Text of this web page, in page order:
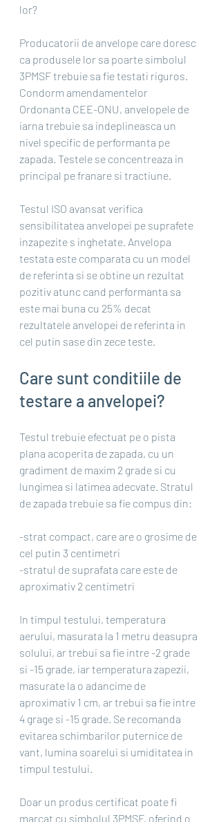
lor?
Producatorii de anvelope care doresc
ca produsele lor sa poarte simbolul
3PMSF trebuie sa fie testati riguros.
Condorm amendamentelor
Ordonanta CEE-ONU, anvelopele de
iarna trebuie sa indeplineasca un
nivel specific de performanta pe
zapada. Testele se concentreaza in
principal pe franare si tractiune.
Testul ISO avansat verifica
sensibilitatea anvelopei pe suprafete
inzapezite s inghetate. Anvelopa
testata este comparata cu un model
de referinta si se obtine un rezultat
pozitiv atunc cand performanta sa
este mai buna cu 25% decat
rezultatele anvelopei de referinta in
cel putin sase din zece teste.
Care sunt conditiile de
testare a anvelopei?
Testul trebuie efectuat pe o pista
plana acoperita de zapada, cu un
gradiment de maxim 2 grade si cu
lungimea si latimea adecvate. Stratul
de zapada trebuie sa fie compus din:
-strat compact, care are o grosime de
cel putin 3 centimetri
-stratul de suprafata care este de
aproximativ 2 centimetri
In timpul testului, temperatura
aerului, masurata la 1 metru deasupra
solului, ar trebui sa fie intre -2 grade
si -15 grade, iar temperatura zapezii,
masurate la o adancime de
aproximativ 1 cm, ar trebui sa fie intre
4 grage si -15 grade. Se recomanda
evitarea schimbarilor puternice de
vant, lumina soarelui si umiditatea in
timpul testului.
Doar un produs certificat poate fi
marcat cu simbolul 3PMSF, oferind o